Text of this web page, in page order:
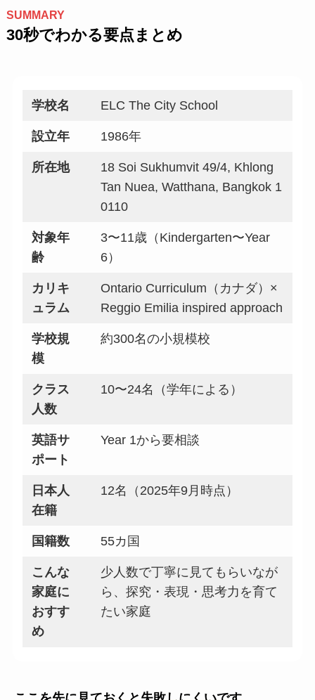
SUMMARY
30秒でわかる要点まとめ
学校名 ELC The City School
設立年 1986年
所在地
18 Soi Sukhumvit 49/4, Khlong
Tan Nuea, Watthana, Bangkok 1
0110
対象年
齢
3〜11歳（Kindergarten〜Year
6）
カリキ
ュラム
Ontario Curriculum（カナダ）×
Reggio Emilia inspired approach
学校規
模
約300名の小規模校
クラス
人数
10〜24名（学年による）
英語サ
ポート
Year 1から要相談
日本人
在籍
12名（2025年9月時点）
国籍数 55カ国
こんな
家庭に
おすす
め
少人数で丁寧に見てもらいなが
ら、探究・表現・思考力を育て
たい家庭